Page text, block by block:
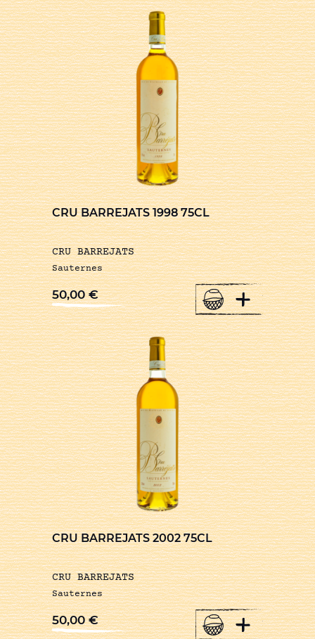
CRU BARREJATS 1998 75CL
CRU BARREJATS
Sauternes
50,00€ +
CRU BARREJATS 2002 75CL
CRU BARREJATS
Sauternes
50,00€ +